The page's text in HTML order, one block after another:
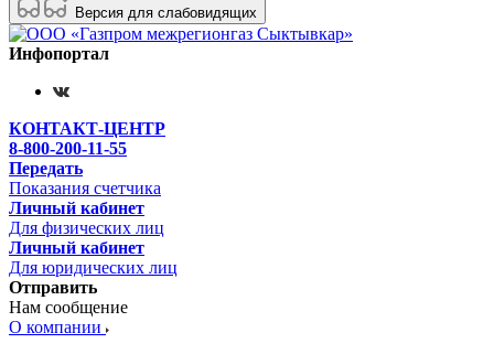
Версия для слабовидящих
Инфопортал
КОНТАКТ-ЦЕНТР
8-800-200-11-55
Передать
Показания счетчика
Личный кабинет
Для физических лиц
Личный кабинет
Для юридических лиц
Отправить
Нам сообщение
О компании